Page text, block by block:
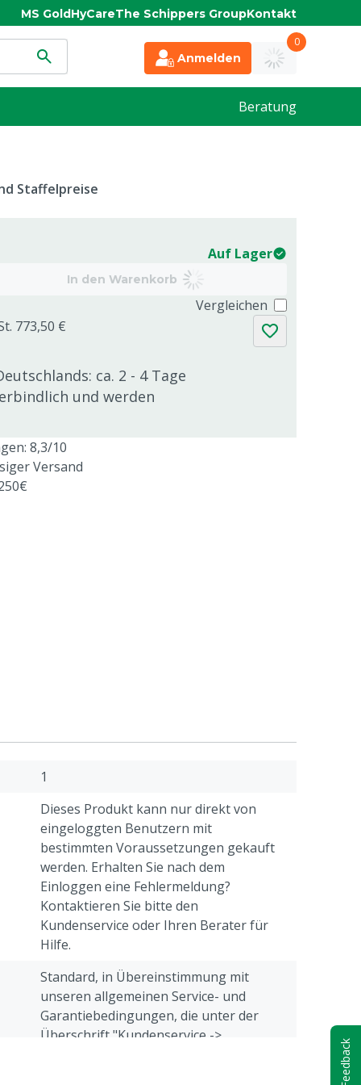
MS GoldHyCareThe Schippers GroupKontakt
Anmelden
0
Beratung
Auf Lager
In den Warenkorb
773,50 €
ca. 2 - 4 Tage
und werden
Vergleichen
Staffelpreise
8,3/10
Versand
1
Dieses Produkt kann nur direkt von
eingeloggten Benutzern mit
bestimmten Voraussetzungen gekauft
werden. Erhalten Sie nach dem
Einloggen eine Fehlermeldung?
Kontaktieren Sie bitte den
Kundenservice oder Ihren Berater für
Hilfe.
Standard, in Übereinstimmung mit
unseren allgemeinen Service- und
Garantiebedingungen, die unter der
Überschrift "Kundenservice ->
Feedback